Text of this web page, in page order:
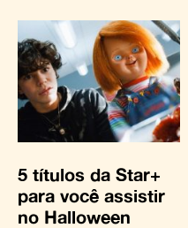
5 títulos da Star+
para você assistir
no Halloween